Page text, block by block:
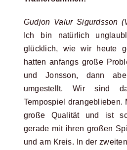
Gudjon Valur Sigurdsson
Ich bin natürlich
glücklich, wie wir heute
hatten anfangs große
und Jonsson, dann
umgestellt. Wir sind
Tempospiel drangeblieben.
große Qualität und ist
gerade mit ihren großen
und am Kreis. In der